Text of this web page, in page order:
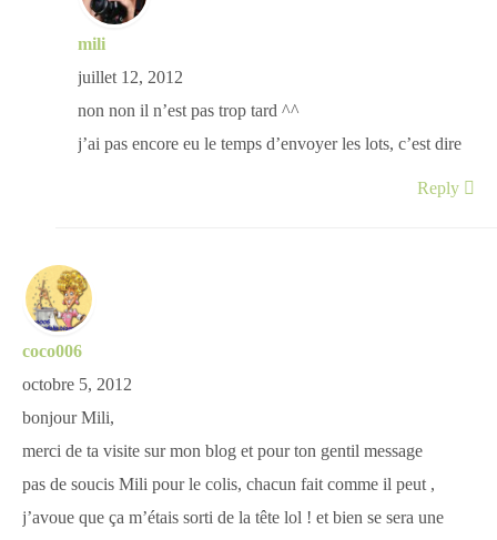
mili
juillet 12, 2012
non non il n’est pas trop tard ^^
j’ai pas encore eu le temps d’envoyer les lots, c’est dire
Reply
coco006
octobre 5, 2012
bonjour Mili,
merci de ta visite sur mon blog et pour ton gentil message
pas de soucis Mili pour le colis, chacun fait comme il peut ,
j’avoue que ça m’étais sorti de la tête lol ! et bien se sera une